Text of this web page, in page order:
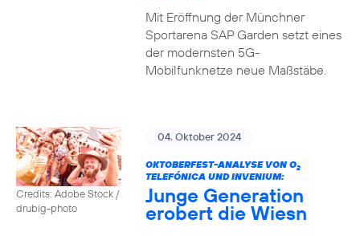
Mit Eröffnung der Münchner
Sportarena SAP Garden setzt eines
der modernsten 5G-
Mobilfunknetze neue Maßstäbe.
Credits: Adobe Stock /
drubig-photo
04. Oktober 2024
OKTOBERFEST-ANALYSE VON O2
TELEFÓNICA UND INVENIUM:
Junge Generation
erobert die Wiesn